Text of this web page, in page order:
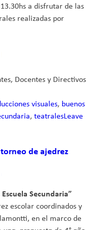
a disfrutar de las
realizadas por
Docentes y Directivos
visuales, buenos
, teatralesLeave
de ajedrez
Secundaria”
escolar coordinados y
en el marco de